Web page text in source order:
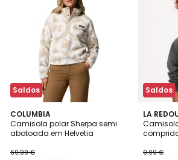
Saldos
COLUMBIA
Camisola polar Sherpa semi
abotoada em Helvetia
69.99 €
Saldos
LA
9.99 €